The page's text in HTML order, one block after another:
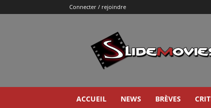
Connecter / rejoindre
ACCUEIL NEWS BRÈVES